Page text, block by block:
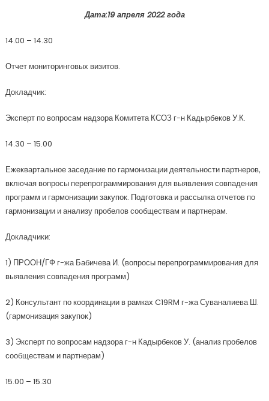
Дата:19 апреля 2022 года
14.00 – 14.30
Отчет мониторинговых визитов.
Докладчик:
Эксперт по вопросам надзора Комитета КСОЗ г-н Кадырбеков У.К.
14.30 – 15.00
Ежеквартальное заседание по гармонизации деятельности партнеров,
включая вопросы перепрограммирования для выявления совпадения
программ и гармонизации закупок. Подготовка и рассылка отчетов по
гармонизации и анализу пробелов сообществам и партнерам.
Докладчики:
1) ПРООН/ГФ г-жа Бабичева И. (вопросы перепрограммирования для
выявления совпадения программ)
2) Консультант по координации в рамках C19RM г-жа Суваналиева Ш.
(гармонизация закупок)
3) Эксперт по вопросам надзора г-н Кадырбеков У. (анализ пробелов
сообществам и партнерам)
15.00 – 15.30